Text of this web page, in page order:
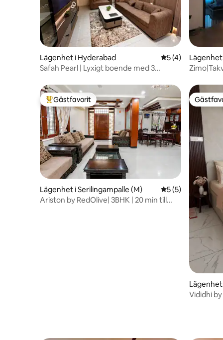
Lägenhet i Hyderabad 5 av 5 i
5 (4)
Safah Pearl | Lyxigt boende med 3
Populär gästfavorit
Gästfavorit
Lägenhet i Serilingampalle (M) 5 av 5 i
5 (5)
Ariston by RedOlive| 3BHK | 20 min till
Vididhi by N Naturskön 2